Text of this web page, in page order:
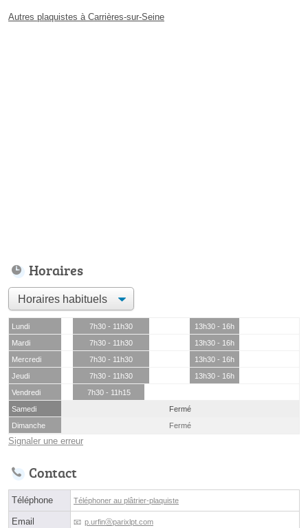
Autres plaquistes à Carrières-sur-Seine
Horaires
Lundi 7h30 - 11h30
13h30 - 16h
Mardi
7h30 - 11h30
13h30 - 16h
Mercredi
7h30 - 11h30
13h30 - 16h
Jeudi
7h30 - 11h30
13h30 - 16h
Vendredi
7h30 - 11h15
Samedi
Fermé
Dimanche
Fermé
Signaler une erreur
Contact
Téléphone Téléphoner au plâtrier-plaquiste
Email p.urfinⓐparixlpt.com